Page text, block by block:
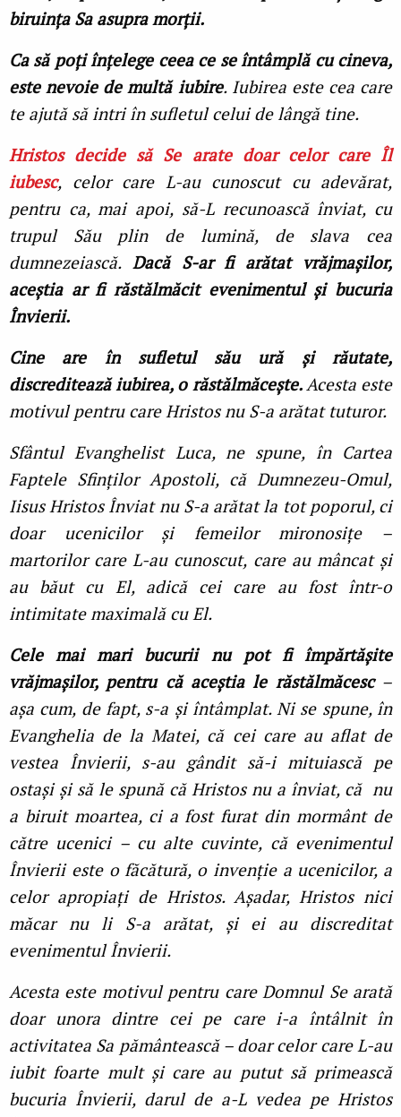
biruinţa Sa asupra morţii.
Ca să poţi înţelege ceea ce se întâmplă cu cineva,
este nevoie de multă iubire. Iubirea este cea care
te ajută să intri în sufletul celui de lângă tine.
Hristos decide să Se arate doar celor care Îl
iubesc, celor care L-au cunoscut cu adevărat,
pentru ca, mai apoi, să-L recunoască înviat, cu
trupul Său plin de lumină, de slava cea
dumnezeiască. Dacă S-ar fi arătat vrăjmașilor,
aceștia ar fi răstălmăcit evenimentul și bucuria
Învierii.
Cine are în sufletul său ură și răutate,
discreditează iubirea, o răstălmăcește.Acesta este
motivul pentru care Hristos nu S-a arătat tuturor.
Sfântul Evanghelist Luca, ne spune, în Cartea
Faptele Sfinţilor Apostoli, că Dumnezeu-Omul,
Iisus Hristos Înviat nu S-a arătat la tot poporul, ci
doar ucenicilor și femeilor mironosiţe –
martorilor care L-au cunoscut, care au mâncat și
au băut cu El, adică cei care au fost într-o
intimitate maximală cu El.
Cele mai mari bucurii nu pot fi împărtășite
vrăjmașilor, pentru că aceștia le răstălmăcesc–
așa cum, de fapt, s-a și întâmplat. Ni se spune, în
Evanghelia de la Matei, că cei care au aflat de
vestea Învierii, s-au gândit să-i mituiască pe
ostași și să le spună că Hristos nu a înviat, că nu
a biruit moartea, ci a fost furat din mormânt de
către ucenici – cu alte cuvinte, că evenimentul
Învierii este o făcătură, o invenţie a ucenicilor, a
celor apropiaţi de Hristos. Așadar, Hristos nici
măcar nu li S-a arătat, și ei au discreditat
evenimentul Învierii.
Acesta este motivul pentru care Domnul Se arată
doar unora dintre cei pe care i-a întâlnit în
activitatea Sa pământească – doar celor care L-au
iubit foarte mult și care au putut să primească
bucuria Învierii, darul de a-L vedea pe Hristos